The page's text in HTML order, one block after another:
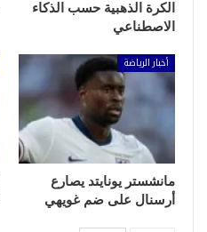
الكرة الذهبية حسب الذكاء
الاصطناعي
أخبار الرياضة
مانشستر يونايتد يصارع
أرسنال على ضم غويهي